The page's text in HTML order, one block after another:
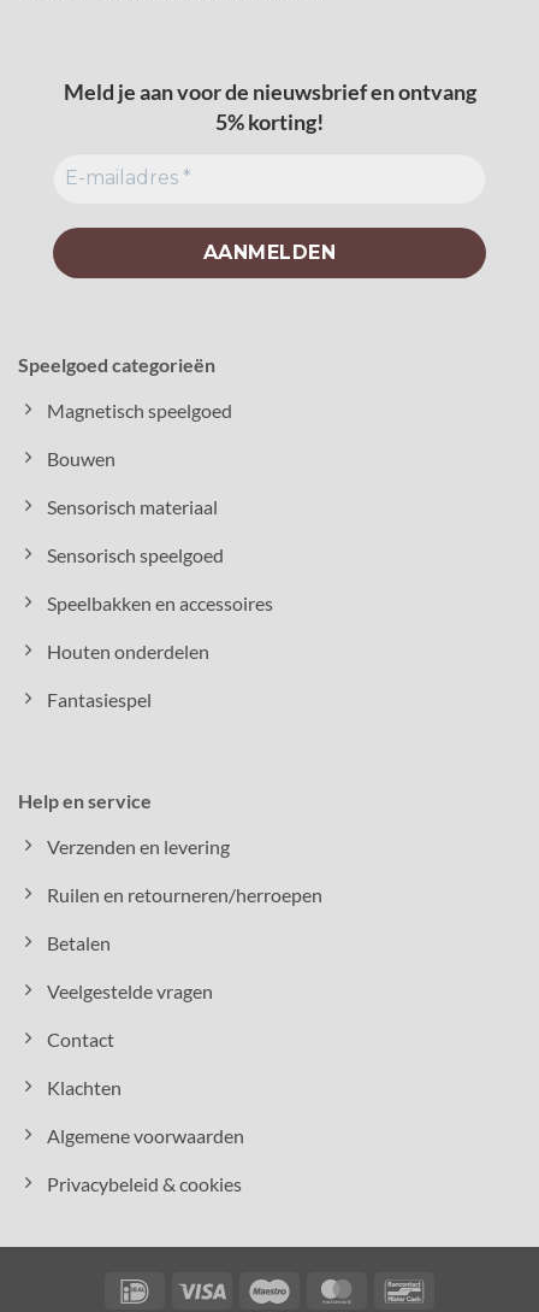
Meld je aan voor de nieuwsbrief en ontvang
5% korting!
Speelgoed categorieën
Magnetisch speelgoed
Bouwen
Sensorisch materiaal
Sensorisch speelgoed
Speelbakken en accessoires
Houten onderdelen
Fantasiespel
Help en service
Verzenden en levering
Ruilen en retourneren/herroepen
Betalen
Veelgestelde vragen
Contact
Klachten
Algemene voorwaarden
Privacybeleid & cookies
IDeal Visa Maestro MasterCard